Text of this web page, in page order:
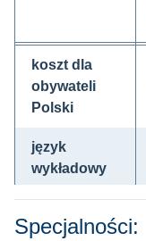
koszt dla
obywateli
Polski
język
wykładowy
rekrutacji
Specjalności: